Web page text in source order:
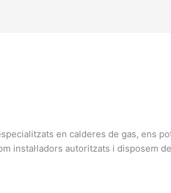
en calderes de gas, ens
instal·ladors autoritzats i disposem